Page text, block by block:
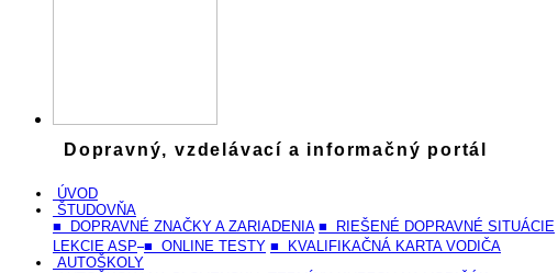
Dopravný, vzdelávací a informačný portál
ÚVOD
ŠTUDOVŇA
■ DOPRAVNÉ ZNAČKY A ZARIADENIA ■ RIEŠENÉ DOPRAVNÉ SITUÁCIE
LEKCIE ASP ■ ONLINE TESTY ■ KVALIFIKAČNÁ KARTA VODIČA
AUTOŠKOLY